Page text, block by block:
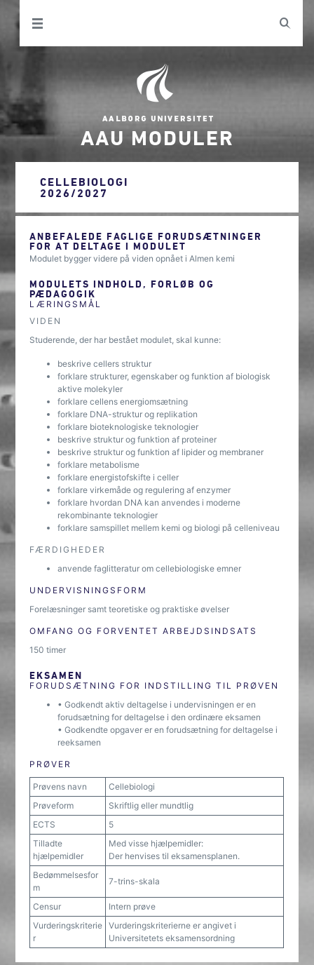
AAU MODULER
CELLEBIOLOGI
2026/2027
ANBEFALEDE FAGLIGE FORUDSÆTNINGER
FOR AT DELTAGE I MODULET
Modulet bygger videre på viden opnået i Almen kemi
MODULETS INDHOLD, FORLØB OG
PÆDAGOGIK
LÆRINGSMÅL
VIDEN
Studerende, der har bestået modulet, skal kunne:
beskrive cellers struktur
forklare strukturer, egenskaber og funktion af biologisk
aktive molekyler
forklare cellens energiomsætning
forklare DNA-struktur og replikation
forklare bioteknologiske teknologier
beskrive struktur og funktion af proteiner
beskrive struktur og funktion af lipider og membraner
forklare metabolisme
forklare energistofskifte i celler
forklare virkemåde og regulering af enzymer
forklare hvordan DNA kan anvendes i moderne
rekombinante teknologier
forklare samspillet mellem kemi og biologi på celleniveau
FÆRDIGHEDER
anvende faglitteratur om cellebiologiske emner
UNDERVISNINGSFORM
Forelæsninger samt teoretiske og praktiske øvelser
OMFANG OG FORVENTET ARBEJDSINDSATS
150 timer
EKSAMEN
FORUDSÆTNING FOR INDSTILLING TIL PRØVEN
• Godkendt aktiv deltagelse i undervisningen er en
forudsætning for deltagelse i den ordinære eksamen
• Godkendte opgaver er en forudsætning for deltagelse i
reeksamen
PRØVER
Prøvens navn
Cellebiologi
Prøveform
Skriftlig eller mundtlig
ECTS
5
Tilladte
hjælpemidler
Med visse hjælpemidler:
Der henvises til eksamensplanen.
Bedømmelsesfor
m
7-trins-skala
Censur
Intern prøve
Vurderingskriterie
r
Vurderingskriterierne er angivet i
Universitetets eksamensordning